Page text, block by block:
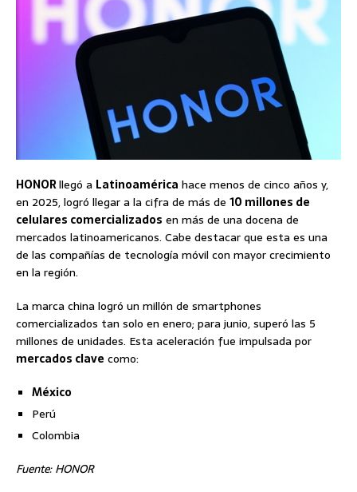
HONORllegó a Latinoamérica hace menos de cinco años y,
en 2025, logró llegar a la cifra de más de 10 millones de
celulares comercializados en más de una docena de
mercados latinoamericanos. Cabe destacar que esta es una
de las compañías de tecnología móvil con mayor crecimiento
en la región.
La marca china logró un millón de smartphones
comercializados tan solo en enero; para junio, superó las 5
millones de unidades. Esta aceleración fue impulsada por
mercados clave como:
México
Perú
Colombia
Fuente: HONOR